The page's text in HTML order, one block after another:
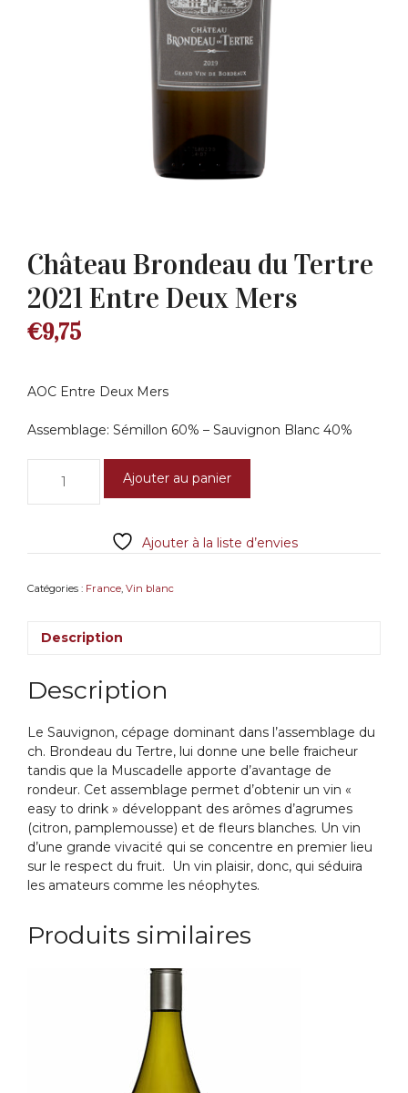
Château Brondeau du Tertre
2021 Entre Deux Mers
€9,75
AOC Entre Deux Mers
Assemblage: Sémillon 60% – Sauvignon Blanc 40%
Château
2021
Mers
Ajouter au panier
Ajouter à la liste d’envies
Catégories : France, Vin blanc
Description
Description
Le Sauvignon, cépage dominant dans l’assemblage du
ch. Brondeau du Tertre, lui donne une belle fraicheur
tandis que la Muscadelle apporte d’avantage de
rondeur. Cet assemblage permet d’obtenir un vin «
easy to drink » développant des arômes d’agrumes
(citron, pamplemousse) et de fleurs blanches. Un vin
d’une grande vivacité qui se concentre en premier lieu
sur le respect du fruit. Un vin plaisir, donc, qui séduira
les amateurs comme les néophytes.
Produits similaires